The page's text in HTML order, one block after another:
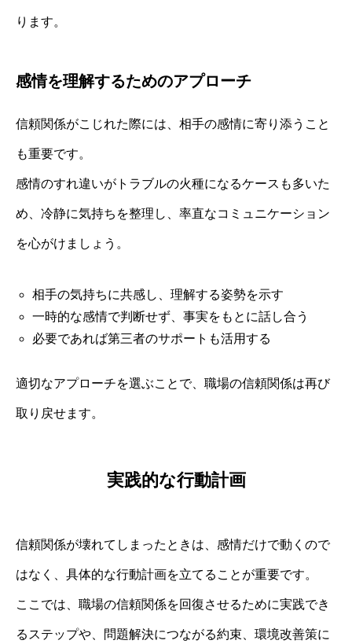
ります。
感情を理解するためのアプローチ
信頼関係がこじれた際には、相手の感情に寄り添うこと
も重要です。
感情のすれ違いがトラブルの火種になるケースも多いた
め、冷静に気持ちを整理し、率直なコミュニケーション
を心がけましょう。
相手の気持ちに共感し、理解する姿勢を示す
一時的な感情で判断せず、事実をもとに話し合う
必要であれば第三者のサポートも活用する
適切なアプローチを選ぶことで、職場の信頼関係は再び
取り戻せます。
実践的な行動計画
信頼関係が壊れてしまったときは、感情だけで動くので
はなく、具体的な行動計画を立てることが重要です。
ここでは、職場の信頼関係を回復させるために実践でき
るステップや、問題解決につながる約束、環境改善策に